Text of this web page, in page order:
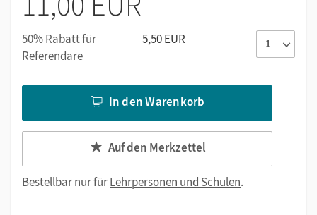
Spannende Bilder unterstützen den Zugang zu den
Themen und aktivieren das Vorwissen.
Differenzierte Aufgaben mit Starthilfen erleichtern die
Erarbeitung des Themas.
Textverständnis eingeübt.
So lese ich eine Karte, Quellentexte verstehen
Interview führen:Mit solchen Methoden lernen die
Schüler/-innen, selbstständig Informationen
einzuholen und Materialien auszuwerten.
50% Rabatt für
Referendare
5,50 EUR
In den Warenkorb
Auf den Merkzettel
Bestellbar nur fürLehrpersonen und Schulen.